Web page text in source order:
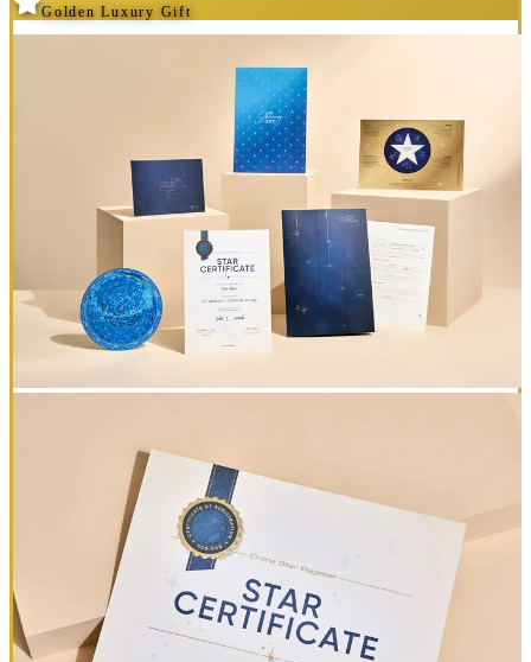
Golden Luxury Gift